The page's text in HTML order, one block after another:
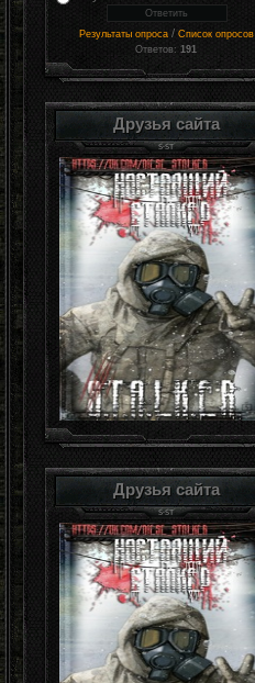
Результаты опроса / Список опросов
Ответов:191
Друзья сайта
Друзья сайта